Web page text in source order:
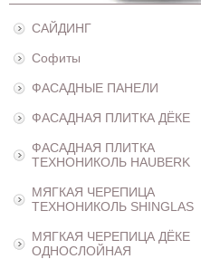
САЙДИНГ
Софиты
ФАСАДНЫЕ ПАНЕЛИ
ФАСАДНАЯ ПЛИТКА ДЁКЕ
ФАСАДНАЯ ПЛИТКА
ТЕХНОНИКОЛЬ HAUBERK
МЯГКАЯ ЧЕРЕПИЦА
ТЕХНОНИКОЛЬ SHINGLAS
МЯГКАЯ ЧЕРЕПИЦА ДЁКЕ
ОДНОСЛОЙНАЯ